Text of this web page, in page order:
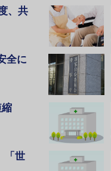
、共
全に
「世